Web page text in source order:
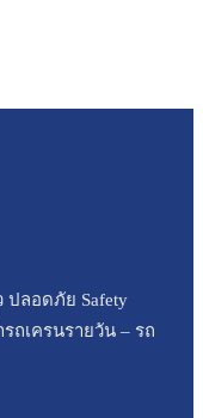
ปลอดภัย Safety
ถเครนรายวัน – รถ